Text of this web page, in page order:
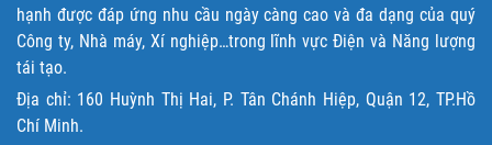
hạnh được đáp ứng nhu cầu ngày càng cao và đa dạng của quý
Công ty, Nhà máy, Xí nghiệp…trong lĩnh vực Điện và Năng lượng
tái tạo.
Địa chỉ: 160 Huỳnh Thị Hai, P. Tân Chánh Hiệp, Quận 12, TP.Hồ
Chí Minh.